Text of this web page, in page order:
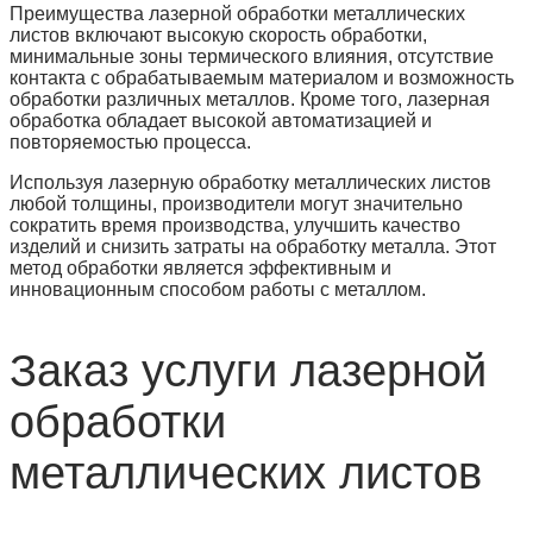
Преимущества лазерной обработки металлических
листов включают высокую скорость обработки,
минимальные зоны термического влияния, отсутствие
контакта с обрабатываемым материалом и возможность
обработки различных металлов. Кроме того, лазерная
обработка обладает высокой автоматизацией и
повторяемостью процесса.
Используя лазерную обработку металлических листов
любой толщины, производители могут значительно
сократить время производства, улучшить качество
изделий и снизить затраты на обработку металла. Этот
метод обработки является эффективным и
инновационным способом работы с металлом.
Заказ услуги лазерной
обработки
металлических листов